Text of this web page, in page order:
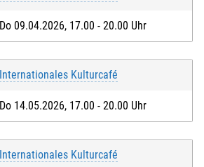
Do 09.04.2026, 17.00 - 20.00 Uhr
Internationales Kulturcafé
Do 14.05.2026, 17.00 - 20.00 Uhr
Internationales Kulturcafé